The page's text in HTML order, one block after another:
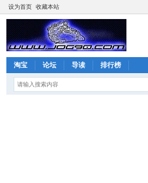
设为首页 收藏本站
淘宝 论坛 导读 排行榜